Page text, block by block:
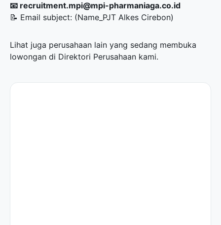
📧 recruitment.mpi@mpi-pharmaniaga.co.id
📝 Email subject: (Name_PJT Alkes Cirebon)
Lihat juga perusahaan lain yang sedang membuka
lowongan di Direktori Perusahaan kami.